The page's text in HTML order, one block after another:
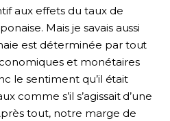
aux effets du taux de
Mais je savais aussi
est déterminée par tout
et monétaires
le sentiment qu’il était
comme s’il s’agissait d’une
tout, notre marge de